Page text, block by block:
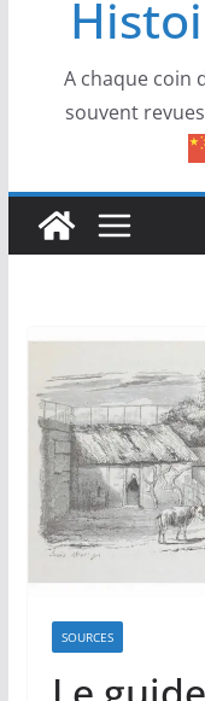
A chaque coin
souvent
SOURCES